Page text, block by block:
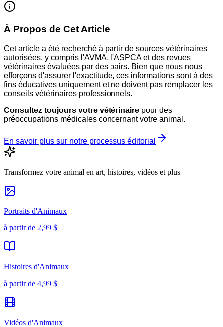
À Propos de Cet Article
Cet article a été recherché à partir de sources vétérinaires
autorisées, y compris l'AVMA, l'ASPCA et des revues
vétérinaires évaluées par des pairs. Bien que nous nous
efforçons d'assurer l'exactitude, ces informations sont à des
fins éducatives uniquement et ne doivent pas remplacer les
conseils vétérinaires professionnels.
Consultez toujours votre vétérinaire pour des
préoccupations médicales concernant votre animal.
En savoir plus sur notre processus éditorial
Transformez votre animal en art, histoires, vidéos et plus
Portraits d'Animaux
à partir de 2,99 $
Histoires d'Animaux
à partir de 4,99 $
Vidéos d'Animaux